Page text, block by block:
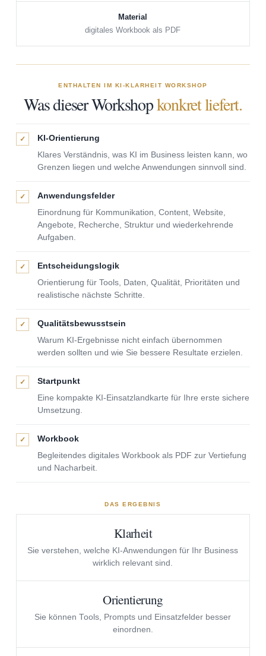
Material
digitales Workbook als PDF
ENTHALTEN IM KI-KLARHEIT WORKSHOP
Was dieser Workshopkonkret liefert.
✓
KI-Orientierung
Klares Verständnis, was KI im Business leisten kann, wo
Grenzen liegen und welche Anwendungen sinnvoll sind.
✓
Anwendungsfelder
Einordnung für Kommunikation, Content, Website,
Angebote, Recherche, Struktur und wiederkehrende
Aufgaben.
✓
Entscheidungslogik
Orientierung für Tools, Daten, Qualität, Prioritäten und
realistische nächste Schritte.
✓
Qualitätsbewusstsein
Warum KI-Ergebnisse nicht einfach übernommen
werden sollten und wie Sie bessere Resultate erzielen.
✓
Startpunkt
Eine kompakte KI-Einsatzlandkarte für Ihre erste sichere
Umsetzung.
✓
Workbook
Begleitendes digitales Workbook als PDF zur Vertiefung
und Nacharbeit.
DAS ERGEBNIS
Klarheit
Sie verstehen, welche KI-Anwendungen für Ihr Business
wirklich relevant sind.
Orientierung
Sie können Tools, Prompts und Einsatzfelder besser
einordnen.